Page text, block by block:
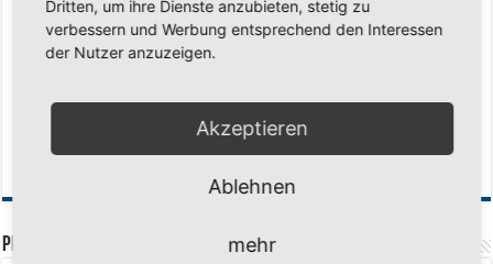
Historischer Triumph in Langen: Ü45 krönt sich zum fünften Mal in Folge
zum Deutschen Meister
11. Mai 2026
PREMIUMPARTNER
Dritten, um ihre Dienste anzubieten, stetig zu
verbessern und Werbung entsprechend den Interessen
der Nutzer anzuzeigen.
Akzeptieren
Ablehnen
mehr